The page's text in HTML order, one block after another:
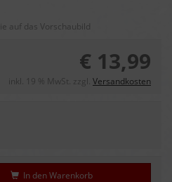
auf das Vorschaubild
€ 13,99
inkl. 19 % MwSt. zzgl. Versandkosten
In den Warenkorb